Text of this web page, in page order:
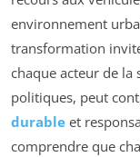
environnement
transformation
chaque acteur de la
politiques, peut
durable et
comprendre que